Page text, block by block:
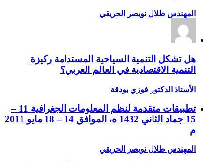
المهندس طلال نويصر الحريقي
هل تشكل التنمية السياحية المستدامة ركيزة
التنمية الاقتصادية في العالم العربي؟
الأستاذ الدكتور فوزي بودقة
تطبيقات متقدمة لنظم المعلومات الجغرافية 11 –
15 جماد الثاني 1432 ه، الموافق 14 – 18 مايو 2011
م
المهندس طلال نويصر الحريقي